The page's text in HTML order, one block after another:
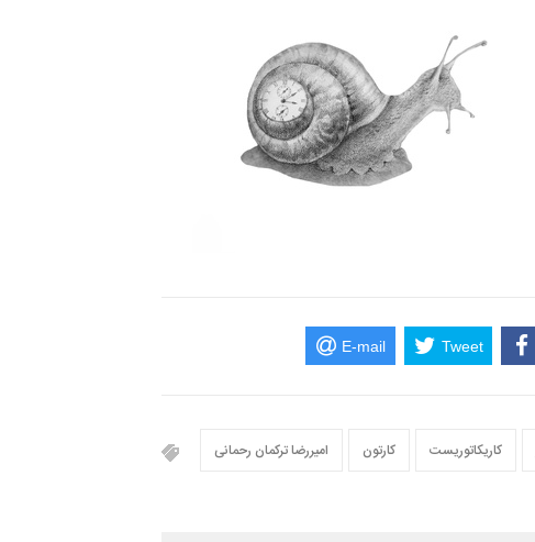
E-mail Tweet
امیررضا ترکمان رحمانی کارتون کاریکاتوریست